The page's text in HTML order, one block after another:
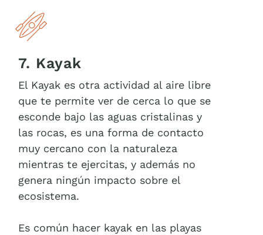
7. Kayak
El Kayak es otra actividad al aire libre
que te permite ver de cerca lo que se
esconde bajo las aguas cristalinas y
las rocas, es una forma de contacto
muy cercano con la naturaleza
mientras te ejercitas, y además no
genera ningún impacto sobre el
ecosistema.
Es común hacer kayak en las playas